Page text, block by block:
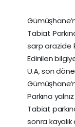
Tabiat
sarp arazide
Edinilen
Ü.A, son
Parkına
Tabiat
sonra